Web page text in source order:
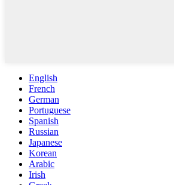
English
French
German
Portuguese
Spanish
Russian
Japanese
Korean
Arabic
Irish